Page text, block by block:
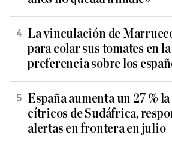
La vinculación de
para colar sus tomates en
preferencia sobre los
España aumenta un 27 %
cítricos de Sudáfrica,
alertas en frontera en julio